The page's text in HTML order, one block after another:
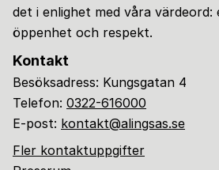
det i enlighet med våra värdeord:
öppenhet och respekt.
Kontakt
Besöksadress: Kungsgatan 4
Telefon: 0322-616000
E-post: kontakt@alingsas.se
Fler kontaktuppgifter